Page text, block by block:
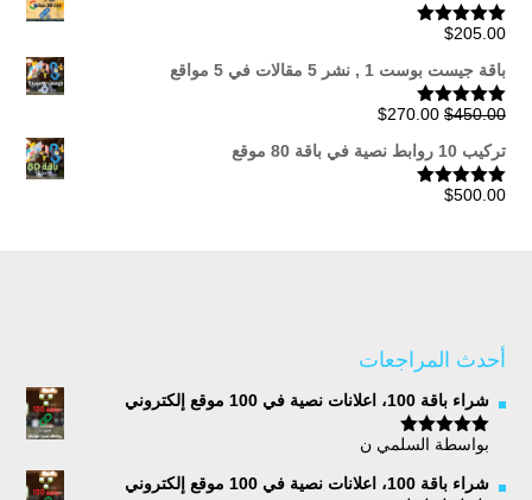
تم التقييم
$205.00
باقة جيست بوست 1 , نشر 5 مقالات في 5 مواقع
تم التقييم
$450.00
السعر
الأصلي
هو:
$270.00 السعر
تركيب 10 روابط نصية في باقة 80 موقع
تم التقييم
$500.00
أحدث المراجعات
شراء باقة 100، اعلانات نصية في 100 موقع إلكتروني
تم التقييم5
بواسطة السلمي ن
شراء باقة 100، اعلانات نصية في 100 موقع إلكتروني